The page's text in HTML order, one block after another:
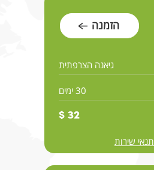
הזמנה
גיאנה הצרפתית
30 ימים
32 $
תנאי שירות